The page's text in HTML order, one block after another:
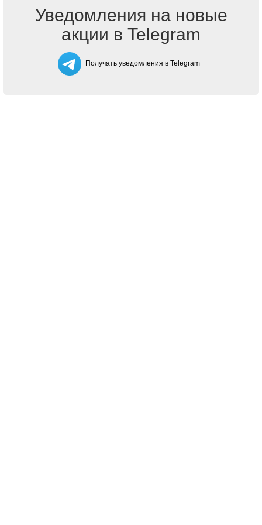
Уведомления на новые
акции в Telegram
Получать уведомления в Telegram